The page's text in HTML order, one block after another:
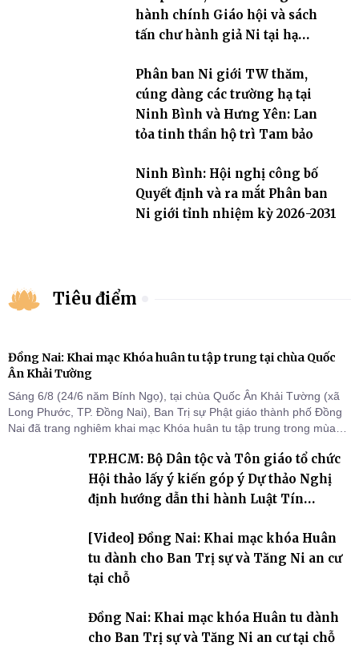
hành chính Giáo hội và sách
tấn chư hành giả Ni tại hạ
tỉnh
Phân ban Ni giới TW thăm,
cúng dàng các trường hạ tại
Ninh Bình và Hưng Yên: Lan
tỏa tinh thần hộ trì Tam bảo
Ninh Bình: Hội nghị công bố
Quyết định và ra mắt Phân ban
Ni giới tỉnh nhiệm kỳ 2026-2031
Tiêu điểm
Đồng Nai: Khai mạc Khóa huân tu tập trung tại chùa Quốc
Ân Khải Tường
Sáng 6/8 (24/6 năm Bính Ngọ), tại chùa Quốc Ân Khải Tường (xã
Long Phước, TP. Đồng Nai), Ban Trị sự Phật giáo thành phố Đồng
Nai đã trang nghiêm khai mạc Khóa huân tu tập trung trong mùa
chỗ khu vực VII, VIII và trường hạ chùa Quốc Ân Khải Tường.
TP.HCM: Bộ Dân tộc và Tôn giáo tổ chức
Hội thảo lấy ý kiến góp ý Dự thảo Nghị
định hướng dẫn thi hành Luật Tín
[Video] Đồng Nai: Khai mạc khóa Huân
tu dành cho Ban Trị sự và Tăng Ni an cư
tại chỗ
Đồng Nai: Khai mạc khóa Huân tu dành
cho Ban Trị sự và Tăng Ni an cư tại chỗ